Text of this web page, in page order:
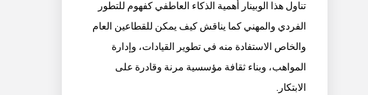
تناول هذا الوبينار أهمية الذكاء العاطفي كفهوم للتطور
الفردي والمهني كما يناقش كيف يمكن للقطاعين العام
والخاص الاستفادة منه في تطوير القيادات، وإدارة
المواهب، وبناء ثقافة مؤسسية مرنة وقادرة على
الابتكار.